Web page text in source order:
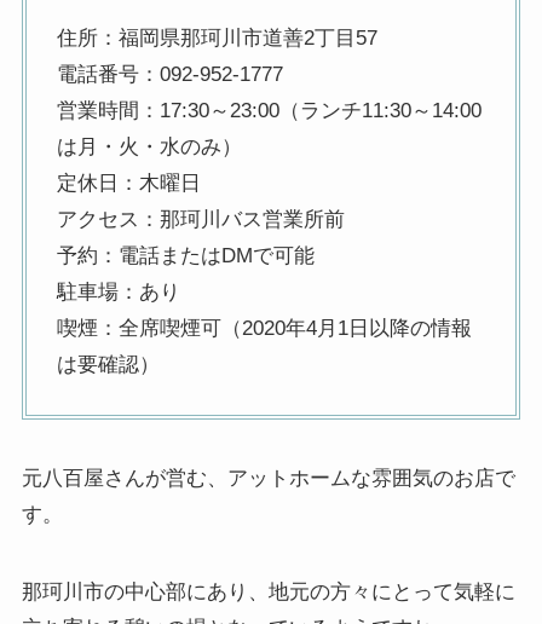
住所：福岡県那珂川市道善2丁目57
電話番号：092-952-1777
営業時間：17:30～23:00（ランチ11:30～14:00
は月・火・水のみ）
定休日：木曜日
アクセス：那珂川バス営業所前
予約：電話またはDMで可能
駐車場：あり
喫煙：全席喫煙可（2020年4月1日以降の情報
は要確認）
元八百屋さんが営む、アットホームな雰囲気のお店で
す。
那珂川市の中心部にあり、地元の方々にとって気軽に